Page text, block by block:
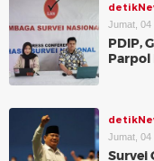
Jumat, 04
PDIP,
Parpol
Jumat, 04
Survei